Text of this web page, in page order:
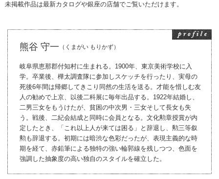
未掲載作品は最新カタログや銀座の店舗でご覧いただけます。
熊谷 守一 （くまがい もりかず）
岐阜県恵那郡付知村に生まれる。1900年、東京美術学校に入
学。卒業後、樺太調査隊に参加しスケッチを行ったり、実母の
死後6年間は帰郷してきこり同然の生活を送る。才能を惜しむ友
人の勧めで上京、以後二科展に毎年出品する。1922年結婚し、
二男三女をもうけたが、貧困の中次男・三女そして長女も失
う。戦後、二紀会結成と同時に会員となる。文化勲章授賞が内
定したとき、「これ以上人が来ては困る」と辞退し、勲三等叙
勲も辞退する。初期には暗渋な色彩だったが、表現主義的な時
期を経て、赤鉛筆による独特の強い輪郭線を残しつつ、色面を
強調した抽象度の高い独自のスタイルを確立した。